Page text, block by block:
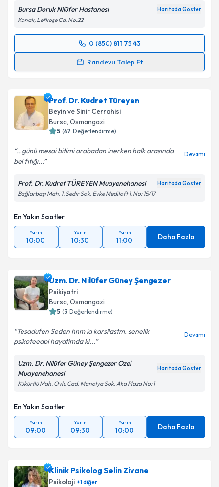
Bursa Doruk Nilüfer Hastanesi Haritada Göster
Konak, Lefkoşe Cd. No:22
0 (850) 811 75 43
Randevu Talep Et
Randevu Takvimi Talebi
için bir takvim hazırlandığında e-posta ile
bilgilendireceğiz.
E-posta Adresiniz
Kişisel verilerimin işlenmesine ilişkin
Metni 'ni okudum ve kişisel verilerimin belirtilen
kapsamda işlenmesini kabul ediyorum.
Takvim Talebini Gönder
Prof. Dr. Kudret Türeyen
Beyin ve Sinir Cerrahisi
Bursa, Osmangazi
5 (47 Değerlendirme)
.. günü mesai bitimi arabadan inerken halk arasında
bel fıtığı...
Devamı
Prof. Dr. Kudret TÜREYEN Muayenehanesi Haritada Göster
Bağlarbaşı Mah. 1. Sedir Sok. Evke Mediloft 1. No: 15/17
En Yakın Saatler
Yarın
10:00
Yarın
10:30
Yarın
11:00 Daha Fazla
Uzm. Dr. Nilüfer Güney Şengezer
Psikiyatri
Bursa, Osmangazi
5 (3 Değerlendirme)
Tesadufen Seden hnm la karsilastm. senelik
psikoteeapi hayatimda ki...
Devamı
Uzm. Dr. Nilüfer Güney Şengezer Özel
Muayenehanesi
Haritada Göster
Kükürtlü Mah. Ovlu Cad. Manolya Sok. Aka Plaza No: 1
En Yakın Saatler
Yarın
09:00
Yarın
09:30
Yarın
10:00 Daha Fazla
Klinik Psikolog Selin Zivane
Psikoloji +1diğer